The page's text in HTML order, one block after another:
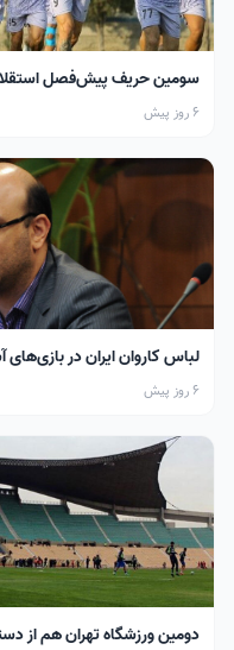
سومین حریف پیش‌فصل
6 روز پیش
لباس کاروان ایران در
6 روز پیش
دومین ورزشگاه تهران هم از